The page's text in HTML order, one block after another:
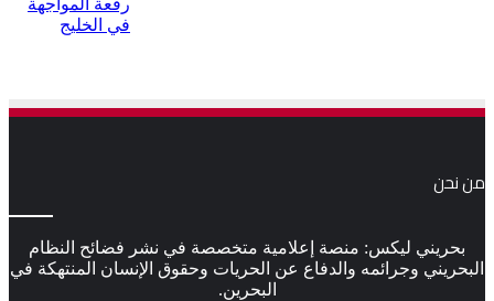
من نحن
بحريني ليكس: منصة إعلامية متخصصة في نشر فضائح النظام
البحريني وجرائمه والدفاع عن الحريات وحقوق الإنسان المنتهكة في
البحرين.